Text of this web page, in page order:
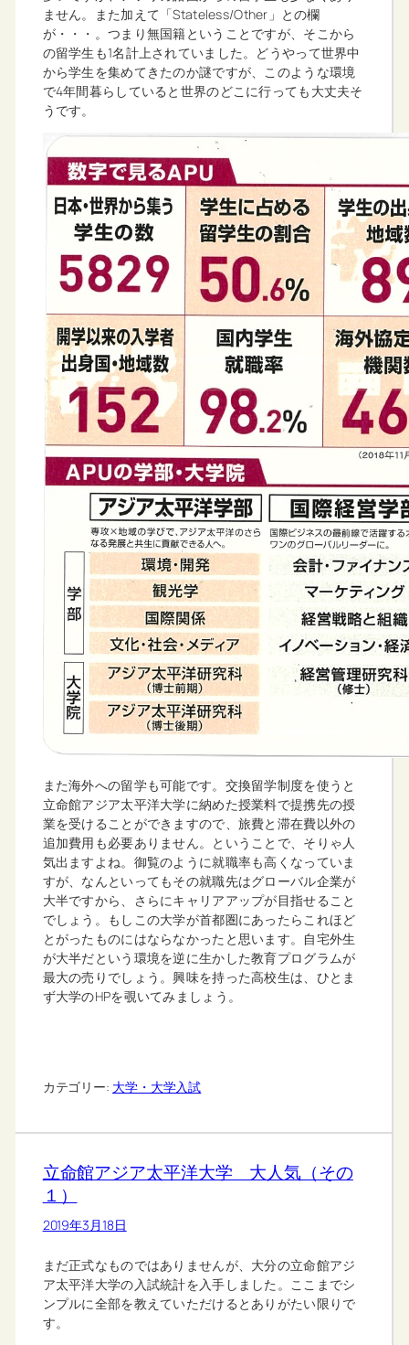
ません。また加えて「Stateless/Other」との欄
が・・・。つまり無国籍ということですが、そこから
の留学生も1名計上されていました。どうやって世界中
から学生を集めてきたのか謎ですが、このような環境
で4年間暮らしていると世界のどこに行っても大丈夫そ
うです。
また海外への留学も可能です。交換留学制度を使うと
立命館アジア太平洋大学に納めた授業料で提携先の授
業を受けることができますので、旅費と滞在費以外の
追加費用も必要ありません。ということで、そりゃ人
気出ますよね。御覧のように就職率も高くなっていま
すが、なんといってもその就職先はグローバル企業が
大半ですから、さらにキャリアアップが目指せること
でしょう。もしこの大学が首都圏にあったらこれほど
とがったものにはならなかったと思います。自宅外生
が大半だという環境を逆に生かした教育プログラムが
最大の売りでしょう。興味を持った高校生は、ひとま
ず大学のHPを覗いてみましょう。
カテゴリー: 大学・大学入試
立命館アジア太平洋大学 大人気（その
１）
2019年3月18日
まだ正式なものではありませんが、大分の立命館アジ
ア太平洋大学の入試統計を入手しました。ここまでシ
ンプルに全部を教えていただけるとありがたい限りで
す。